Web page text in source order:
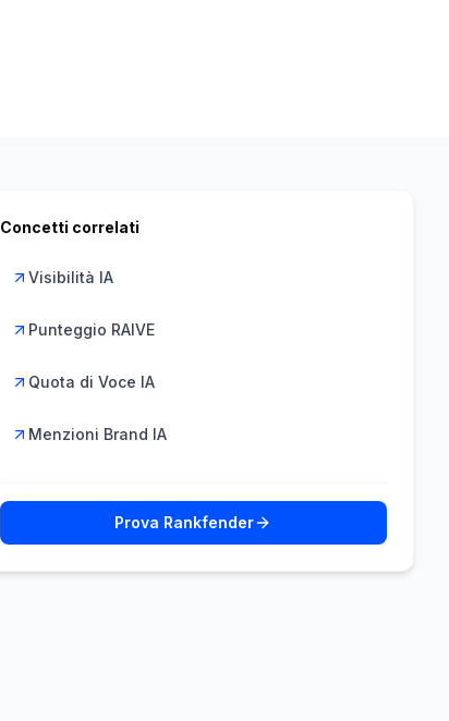
Concetti correlati
Visibilità IA
Punteggio RAIVE
Quota di Voce IA
Menzioni Brand IA
Prova Rankfender